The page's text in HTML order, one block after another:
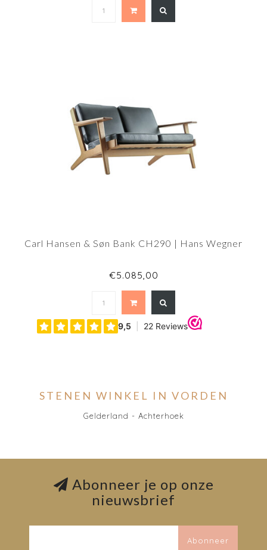
Carl Hansen & Søn Bank CH290 | Hans Wegner
€5.085,00
STENEN WINKEL IN VORDEN
Gelderland - Achterhoek
Abonneer je op onze
nieuwsbrief
Abonneer